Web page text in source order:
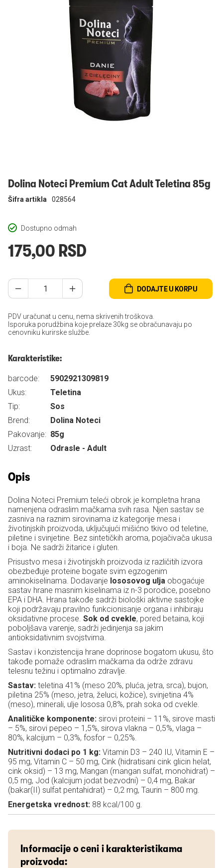
Dolina Noteci Premium Cat Adult Teletina 85g
Dostupno odmah
Šifra artikla 028564
175,00 RSD
DODAJTE U KORPU
PDV uračunat u cenu, nema skrivenih troškova.
Isporuka porudžbina koje prelaze 30kg se obračunavaju po
cenovniku kurirske službe.
Karakteristike:
barcode:
5902921309819
Ukus:
Teletina
Tip:
Sos
Brend:
Dolina Noteci
Pakovanje: 85g
Uzrast:
Odrasle - Adult
Opis
Dolina Noteci Premium teleći obrok je kompletna hrana
namenjena odraslim mačkama svih rasa. Njen sastav se
zasniva na raznim sirovinama iz kategorije mesa i
životinjskih proizvoda, uključujući mišićno tkivo od teletine,
piletine i svinjetine. Bez sintetičkih aroma, pojačivača ukusa
i boja. Ne sadrži žitarice i gluten.
Prisustvo mesa i životinjskih proizvoda iz različitih izvora
obezbeđuje proteine bogate svim egzogenim
aminokiselinama. Dodavanje lososovog ulja obogaćuje
sastav hrane masnim kiselinama iz n-3 porodice, posebno
EPA i DHA. Hrana takođe sadrži biološki aktivne sastojke
koji podržavaju pravilno funkcionisanje organa i inhibiraju
oksidativne procese. Sok od cvekle, pored betaina, koji
poboljšava varenje, sadrži jedinjenja sa jakim
antioksidativnim svojstvima.
Sastav i konzistencija hrane doprinose bogatom ukusu, što
takođe pomaže odraslim mačkama da održe zdravu
telesnu težinu i optimalno zdravlje.
Sastav: teletina 41% (meso 20%, pluća, jetra, srca), bujon,
piletina 25% (meso, jetra, želuci, kožice), svinjetina 4%
(meso), minerali, ulje lososa 0,8%, prah soka od cvekle.
Analitičke komponente: sirovi proteini – 11%, sirove masti
– 5%, sirovi pepeo – 1,5%, sirova vlakna – 0,5%, vlaga –
80%, kalcijum – 0,3%, fosfor – 0,25%.
Nutritivni dodaci po 1 kg: Vitamin D3 – 240 IU, Vitamin E –
95 mg, Vitamin C – 50 mg, Cink (hidratisani cink glicin helat,
cink oksid) – 13 mg, Mangan (mangan sulfat, monohidrat) –
0,5 mg, Jod (kalcijum jodat bezvodni) – 0,4 mg, Bakar
(bakar(II) sulfat pentahidrat) – 0,2 mg, Taurin – 800 mg.
Energetska vrednost: 88 kcal/100 g.
Informacije o ceni i karakteristikama
proizvoda: